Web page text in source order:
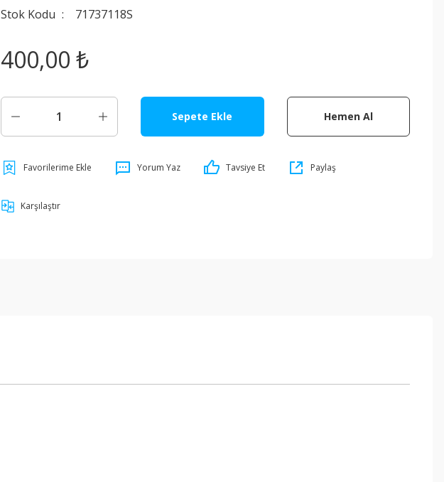
Stok Kodu
71737118S
400,00 ₺
Sepete Ekle Hemen Al
Yorum Yaz Tavsiye Et Paylaş
Karşılaştır